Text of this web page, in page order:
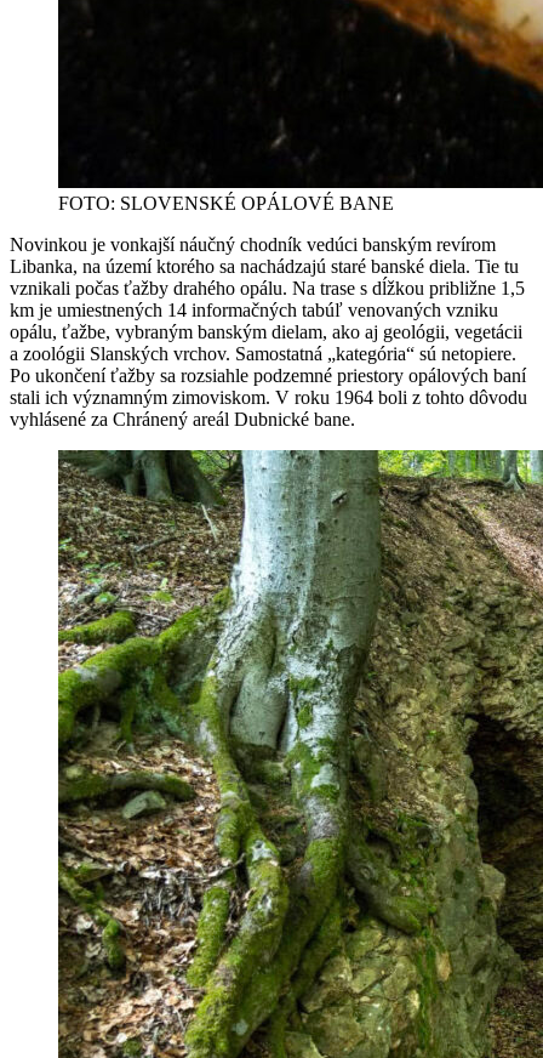
FOTO: SLOVENSKÉ OPÁLOVÉ BANE
Novinkou je vonkajší náučný chodník vedúci banským revírom
Libanka, na území ktorého sa nachádzajú staré banské diela. Tie tu
vznikali počas ťažby drahého opálu. Na trase s dĺžkou približne 1,5
km je umiestnených 14 informačných tabúľ venovaných vzniku
opálu, ťažbe, vybraným banským dielam, ako aj geológii, vegetácii
a zoológii Slanských vrchov. Samostatná „kategória“ sú netopiere.
Po ukončení ťažby sa rozsiahle podzemné priestory opálových baní
stali ich významným zimoviskom. V roku 1964 boli z tohto dôvodu
vyhlásené za Chránený areál Dubnické bane.